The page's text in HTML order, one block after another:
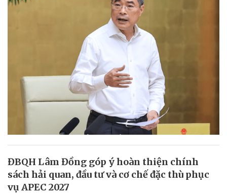
ĐBQH Lâm Đồng góp ý hoàn thiện chính
sách hải quan, đầu tư và cơ chế đặc thù phục
vụ APEC 2027